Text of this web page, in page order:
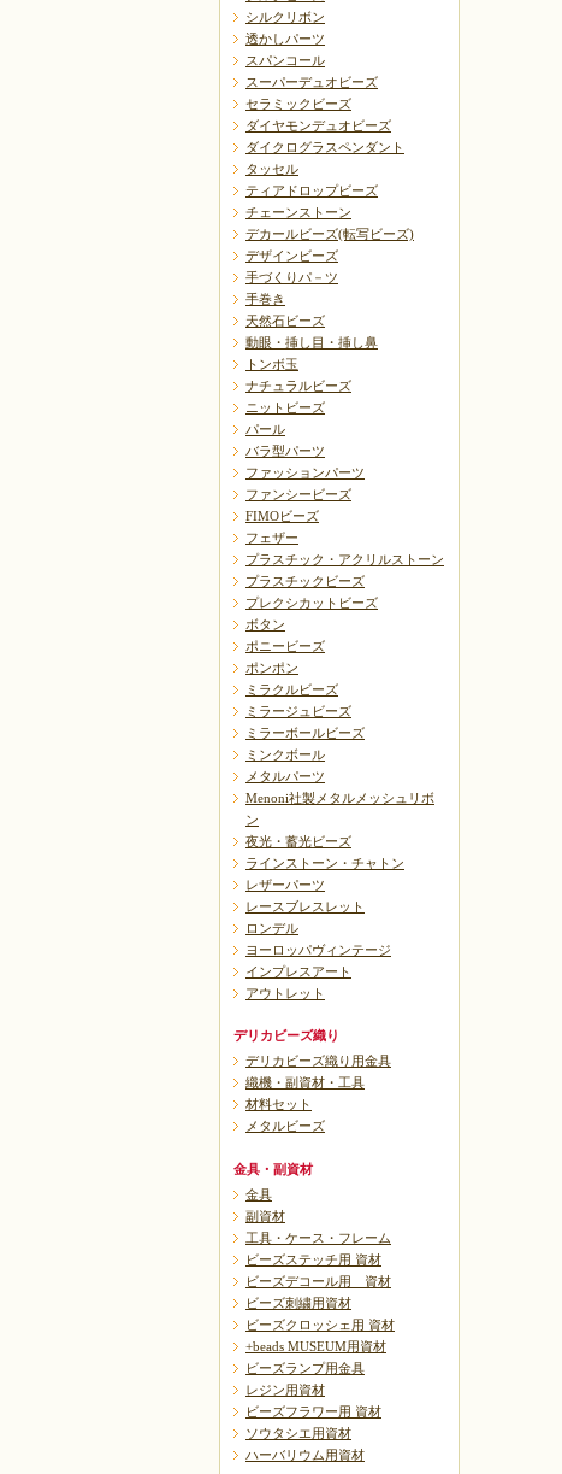
シルクリボン
透かしパーツ
スパンコール
スーパーデュオビーズ
セラミックビーズ
ダイヤモンデュオビーズ
ダイクログラスペンダント
タッセル
ティアドロップビーズ
チェーンストーン
デカールビーズ(転写ビーズ)
デザインビーズ
手づくりパ－ツ
手巻き
天然石ビーズ
動眼・挿し目・挿し鼻
トンボ玉
ナチュラルビーズ
ニットビーズ
パール
バラ型パーツ
ファッションパーツ
ファンシービーズ
FIMOビーズ
フェザー
プラスチック・アクリルストーン
プラスチックビーズ
プレクシカットビーズ
ボタン
ポニービーズ
ポンポン
ミラクルビーズ
ミラージュビーズ
ミラーボールビーズ
ミンクボール
メタルパーツ
Menoni社製メタルメッシュリボ
ン
夜光・蓄光ビーズ
ラインストーン・チャトン
レザーパーツ
レースブレスレット
ロンデル
ヨーロッパヴィンテージ
インプレスアート
アウトレット
デリカビーズ織り
デリカビーズ織り用金具
織機・副資材・工具
材料セット
メタルビーズ
金具・副資材
金具
副資材
工具・ケース・フレーム
ビーズステッチ用 資材
ビーズデコール用 資材
ビーズ刺繍用資材
ビーズクロッシェ用 資材
+beads MUSEUM用資材
ビーズランプ用金具
レジン用資材
ビーズフラワー用 資材
ソウタシエ用資材
ハーバリウム用資材